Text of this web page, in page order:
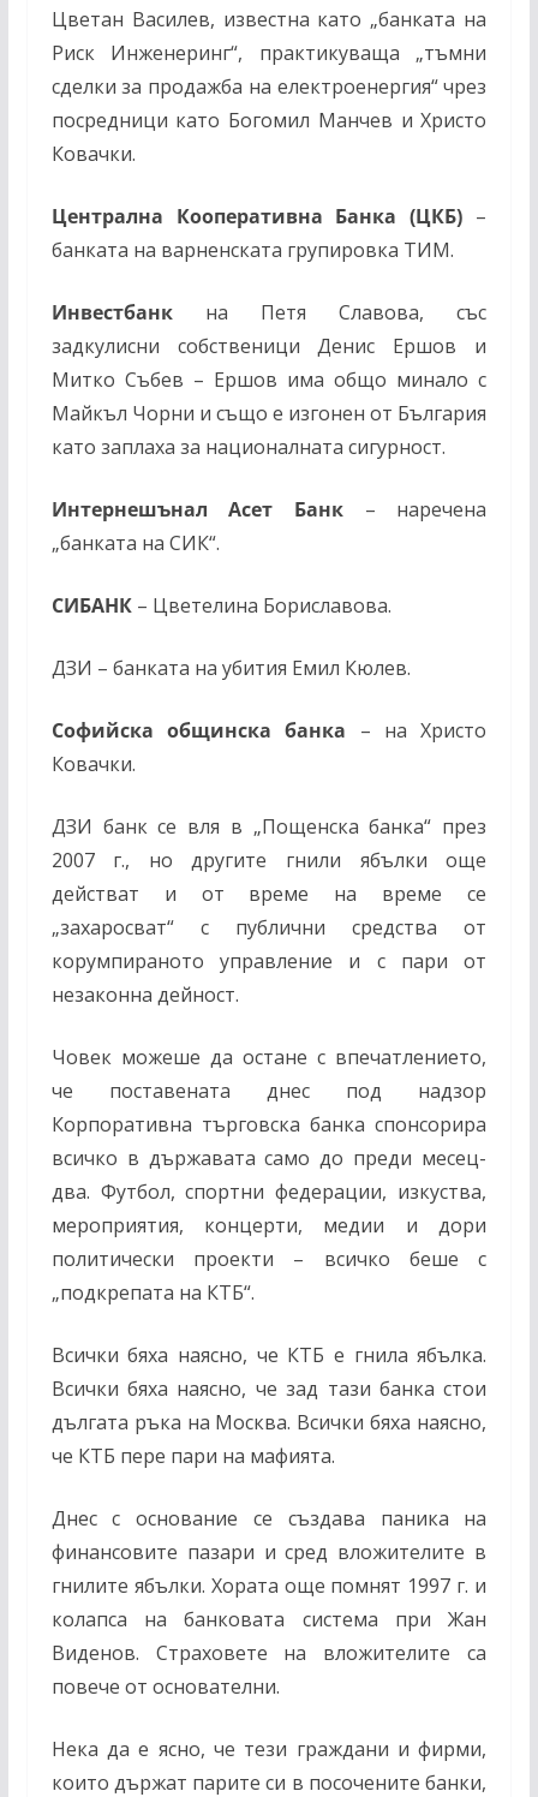
Цветан Василев, известна като „банката на
Риск Инженеринг“, практикуваща „тъмни
сделки за продажба на електроенергия“ чрез
посредници като Богомил Манчев и Христо
Ковачки.
Централна Кооперативна Банка (ЦКБ) –
банката на варненската групировка ТИМ.
Инвестбанкна Петя Славова, със
задкулисни собственици Денис Ершов и
Митко Събев – Ершов има общо минало с
Майкъл Чорни и също е изгонен от България
като заплаха за националната сигурност.
Интернешънал Асет Банк – наречена
„банката на СИК“.
СИБАНК– Цветелина Бориславова.
ДЗИ – банката на убития Емил Кюлев.
Софийска общинска банка – на Христо
Ковачки.
ДЗИ банк се вля в „Пощенска банка“ през
2007 г., но другите гнили ябълки още
действат и от време на време се
„захаросват“ с публични средства от
корумпираното управление и с пари от
незаконна дейност.
Човек можеше да остане с впечатлението,
че поставената днес под надзор
Корпоративна търговска банка спонсорира
всичко в държавата само до преди месец-
два. Футбол, спортни федерации, изкуства,
мероприятия, концерти, медии и дори
политически проекти – всичко беше с
„подкрепата на КТБ“.
Всички бяха наясно, че КТБ е гнила ябълка.
Всички бяха наясно, че зад тази банка стои
дългата ръка на Москва. Всички бяха наясно,
че КТБ пере пари на мафията.
Днес с основание се създава паника на
финансовите пазари и сред вложителите в
гнилите ябълки. Хората още помнят 1997 г. и
колапса на банковата система при Жан
Виденов. Страховете на вложителите са
повече от основателни.
Нека да е ясно, че тези граждани и фирми,
които държат парите си в посочените банки,